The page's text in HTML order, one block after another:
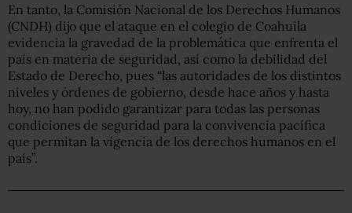
En tanto, la Comisión Nacional de los Derechos Humanos
(CNDH) dijo que el ataque en el colegio de Coahuila
evidencia la gravedad de la problemática que enfrenta el
país en materia de seguridad, así como la debilidad del
Estado de Derecho, pues “las autoridades de los distintos
niveles y órdenes de gobierno, desde hace años y hasta
hoy, no han podido garantizar para todas las personas
condiciones de seguridad para la convivencia pacífica
que permitan la vigencia de los derechos humanos en el
país”.